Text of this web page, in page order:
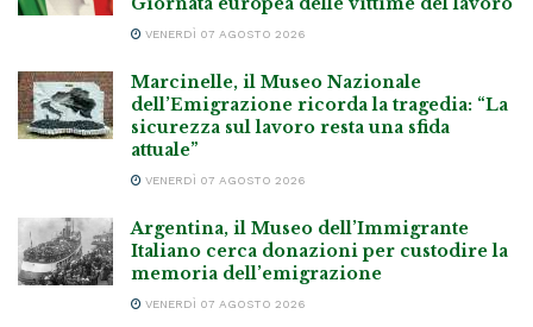
VENERDÌ 07 AGOSTO 2026
Marcinelle, il Museo Nazionale
dell’Emigrazione ricorda la tragedia: “La
sicurezza sul lavoro resta una sfida
attuale”
VENERDÌ 07 AGOSTO 2026
Argentina, il Museo dell’Immigrante
Italiano cerca donazioni per custodire la
memoria dell’emigrazione
VENERDÌ 07 AGOSTO 2026